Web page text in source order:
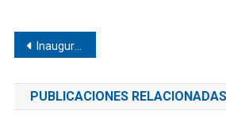
Navegación
de
entradas
Inauguran pavimentación en La Chuparrosa, Jicayán
PUBLICACIONES RELACIONADAS